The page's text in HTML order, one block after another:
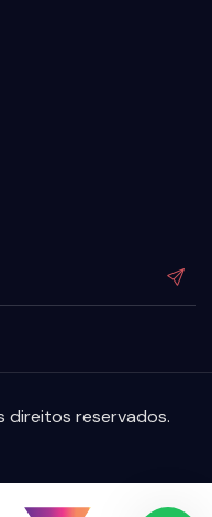
direitos reservados.